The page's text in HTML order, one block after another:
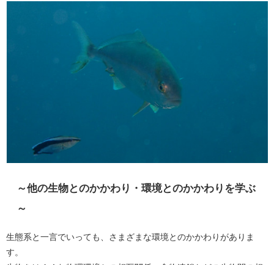
～他の生物とのかかわり・環境とのかかわりを学ぶ
～
生態系と一言でいっても、さまざまな環境とのかかわりがありま
す。